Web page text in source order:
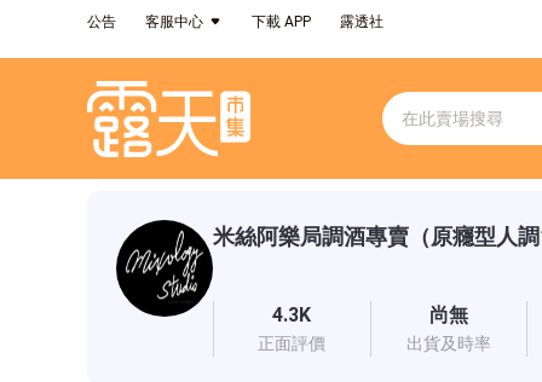
公告 客服中心 下載 APP 露透社
米絲阿樂局調酒專賣（原癮型人
4.3K
正面評價
尚無
出貨及時率